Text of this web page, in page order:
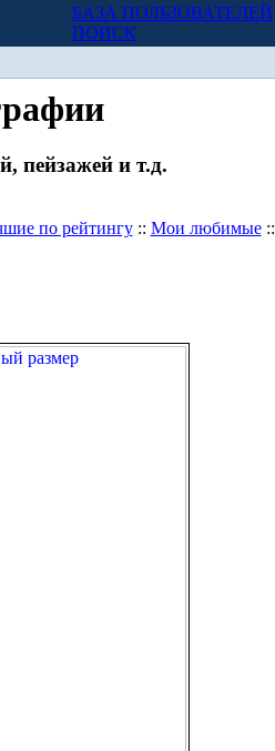
БАЗА ПОЛЬЗОВАТЕЛЕЙ
ПОИСК
пейзажей и т.д.
по рейтингу:: Мои любимые::